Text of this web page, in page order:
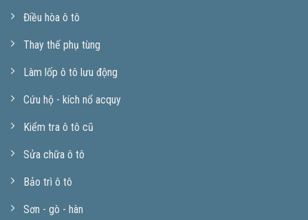
Điều hòa ô tô
Thay thế phụ tùng
Làm lốp ô tô lưu động
Cứu hộ - kích nổ acquy
Kiểm tra ô tô cũ
Sửa chữa ô tô
Bảo trì ô tô
Sơn - gò - hàn